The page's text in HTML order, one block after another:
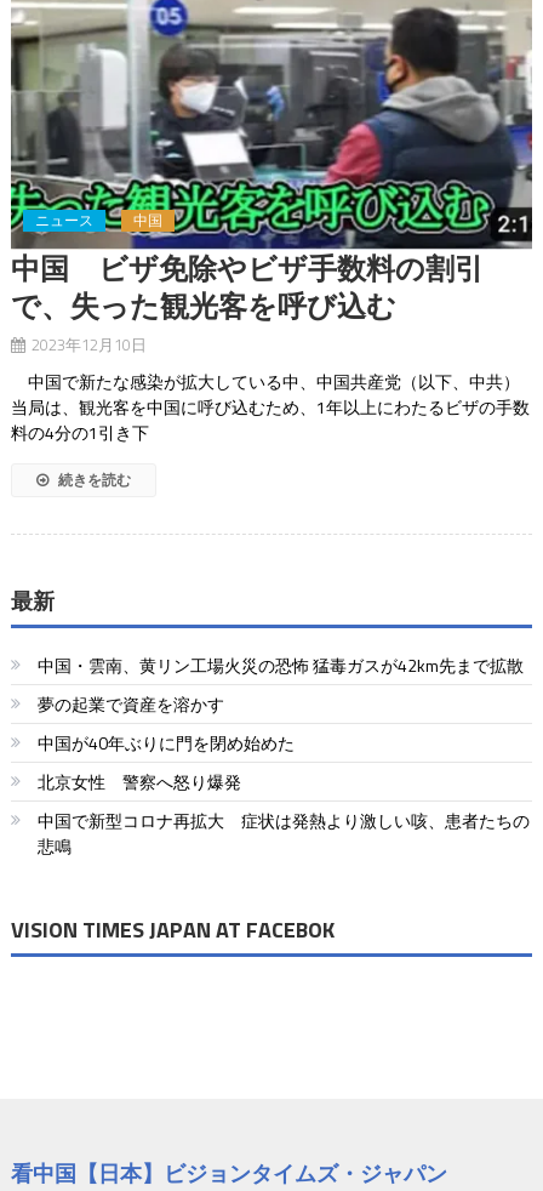
ニュース 中国
中国 ビザ免除やビザ手数料の割引
で、失った観光客を呼び込む
2023年12月10日
中国で新たな感染が拡大している中、中国共産党（以下、中共）
当局は、観光客を中国に呼び込むため、1年以上にわたるビザの手数
料の4分の1引き下
続きを読む
最新
中国・雲南、黄リン工場火災の恐怖 猛毒ガスが42km先まで拡散
夢の起業で資産を溶かす
中国が40年ぶりに門を閉め始めた
北京女性 警察へ怒り爆発
中国で新型コロナ再拡大 症状は発熱より激しい咳、患者たちの
悲鳴
VISION TIMES JAPAN AT FACEBOK
看中国【日本】ビジョンタイムズ・ジャパン